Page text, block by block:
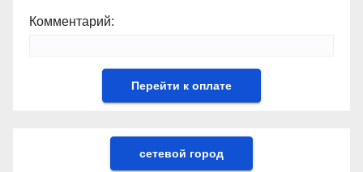
Комментарий:
сетевой город